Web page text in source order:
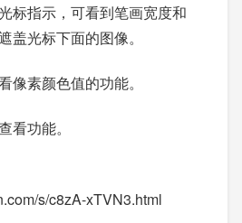
标指示，可看到笔画宽度和
盖光标下面的图像。
像素颜色值的功能。
看功能。
s/c8zA-xTVN3.html